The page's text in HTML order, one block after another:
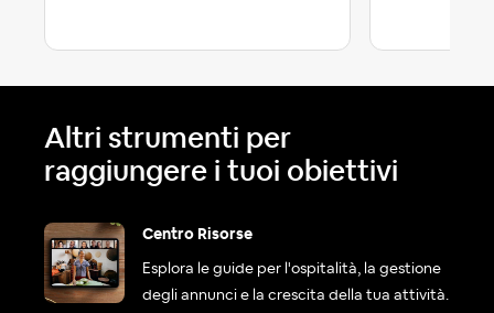
Altri strumenti per
raggiungere i tuoi obiettivi
Centro Risorse
Esplora le guide per l'ospitalità, la gestione
degli annunci e la crescita della tua attività.